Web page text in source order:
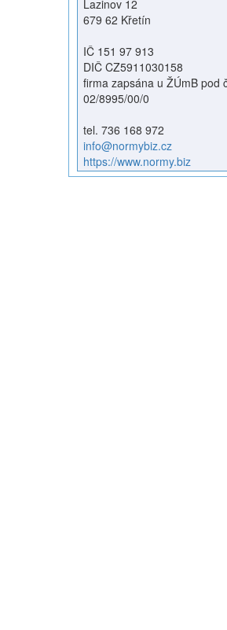
Lazinov 12
679 62 Křetín
IČ 151 97 913
DIČ CZ5911030158
firma zapsána u ŽÚmB pod
02/8995/00/0
tel. 736 168 972
info@normybiz.cz
https://www.normy.biz